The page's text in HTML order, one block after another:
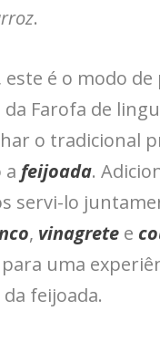
.
é o modo
Farofa de
o tradicional
a feijoada.
servi-lo
, vinagrete e
para uma
feijoada.